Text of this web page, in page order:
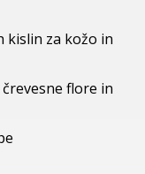
kislin za kožo in
flore in